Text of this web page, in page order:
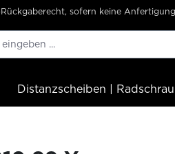
Rückgaberecht, sofern keine
Distanzscheiben |